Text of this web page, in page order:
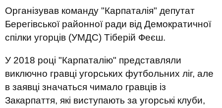
Організував команду "Карпаталія" депутат
Берегівської районної ради від Демократичної
спілки угорців (УМДС) Тіберій Феєш.
У 2018 році "Карпаталію" представляли
виключно гравці угорських футбольних ліг, але
в заявці значаться чимало гравців із
Закарпаття, які виступають за угорські клуби,